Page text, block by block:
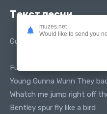
Текст песни
Gunna - Fuck You mean
Fuck You mean
Young Gunna Wunn They
Whatch me jump right off
Bentley spur fly like a bird
muzes.net
Would like to send you